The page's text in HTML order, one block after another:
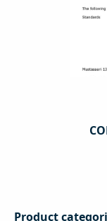
Product